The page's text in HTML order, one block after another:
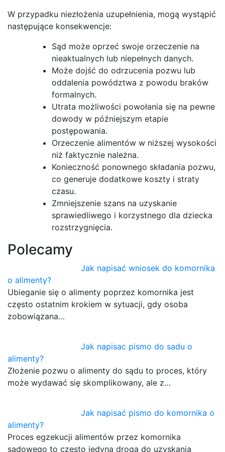
W przypadku niezłożenia uzupełnienia, mogą wystąpić
następujące konsekwencje:
Sąd może oprzeć swoje orzeczenie na
nieaktualnych lub niepełnych danych.
Może dojść do odrzucenia pozwu lub
oddalenia powództwa z powodu braków
formalnych.
Utrata możliwości powołania się na pewne
dowody w późniejszym etapie
postępowania.
Orzeczenie alimentów w niższej wysokości
niż faktycznie należna.
Konieczność ponownego składania pozwu,
co generuje dodatkowe koszty i straty
czasu.
Zmniejszenie szans na uzyskanie
sprawiedliwego i korzystnego dla dziecka
rozstrzygnięcia.
Polecamy
Jak napisać wniosek do komornika
o alimenty?
Ubieganie się o alimenty poprzez komornika jest
często ostatnim krokiem w sytuacji, gdy osoba
zobowiązana…
Jak napisac pismo do sadu o
alimenty?
Złożenie pozwu o alimenty do sądu to proces, który
może wydawać się skomplikowany, ale z…
Jak napisać pismo do komornika o
alimenty?
Proces egzekucji alimentów przez komornika
sądowego to często jedyna droga do uzyskania